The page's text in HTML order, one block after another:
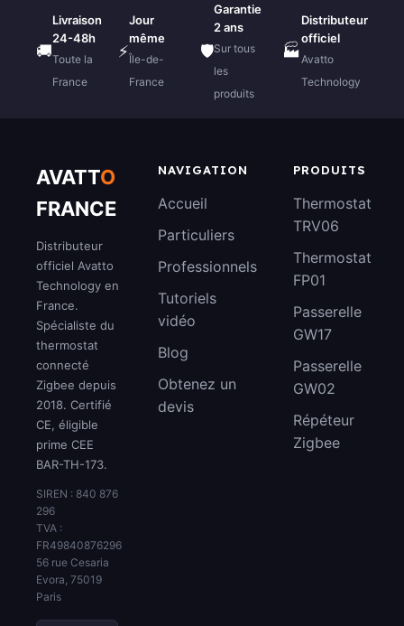
🚚
Livraison
24-48h
Toute la
France
⚡
Jour
même
Île-de-
France
🛡️
Garantie
2 ans
Sur tous
les
produits
🏭
Distributeur
officiel
Avatto
Technology
AVATTO
FRANCE
Distributeur
officiel Avatto
Technology en
France.
Spécialiste du
thermostat
connecté
Zigbee depuis
2018. Certifié
CE, éligible
prime CEE
BAR-TH-173.
SIREN : 840 876
296
TVA :
FR49840876296
56 rue Cesaria
Evora, 75019
Paris
NAVIGATION
Accueil
Particuliers
Professionnels
Tutoriels
vidéo
Blog
Obtenez un
devis
PRODUITS
Thermostat
TRV06
Thermostat
FP01
Passerelle
GW17
Passerelle
GW02
Répéteur
Zigbee